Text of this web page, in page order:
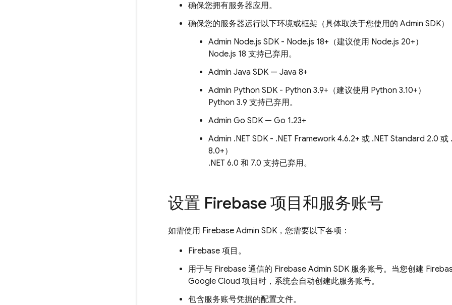
确保您拥有服务器应用。
确保您的服务器运行以下环境或框架（具体取决于您使用的 Admin SDK）
Admin Node.js SDK - Node.js 18+（建议使用 Node.js 20+）
Node.js 18 支持已弃用。
Admin Java SDK — Java 8+
Admin Python SDK - Python 3.9+（建议使用 Python 3.10+）
Python 3.9 支持已弃用。
Admin Go SDK — Go 1.23+
Admin .NET SDK - .NET Framework 4.6.2+ 或 .NET Standard 2.0 或
8.0+）
.NET 6.0 和 7.0 支持已弃用。
设置 Firebase 项目和服务账号
如需使用 Firebase Admin SDK ，您需要以下各项：
Firebase 项目。
用于与 Firebase 通信的 Firebase Admin SDK 服务账号。当您创建
Google Cloud 项目时，系统会自动创建此服务账号。
包含服务账号凭据的配置文件。